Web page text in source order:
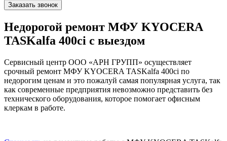
Заказать звонок
Недорогой ремонт МФУ KYOCERA
TASKalfa 400ci с выездом
Сервисный центр ООО «АРН ГРУПП» осуществляет
срочный ремонт МФУ KYOCERA TASKalfa 400ci по
недорогим ценам и это пожалуй самая популярная услуга, так
как современные предприятия невозможно представить без
технического оборудования, которое помогает офисным
клеркам в работе.